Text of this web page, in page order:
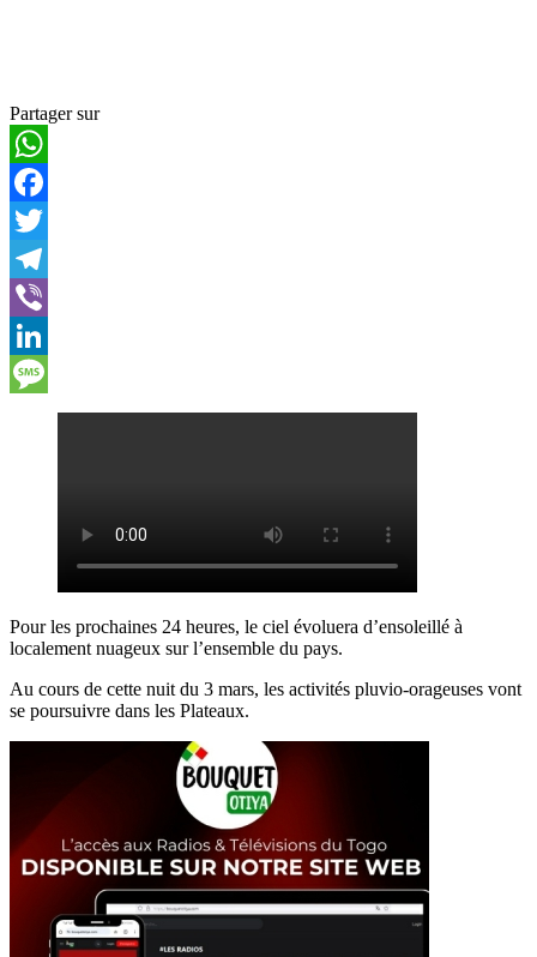
Partager sur
WhatsApp
Facebook
Twitter
Telegram
Viber
LinkedIn
Message
Pour les prochaines 24 heures, le ciel évoluera d’ensoleillé à
localement nuageux sur l’ensemble du pays.
Au cours de cette nuit du 3 mars, les activités pluvio-orageuses vont
se poursuivre dans les Plateaux.